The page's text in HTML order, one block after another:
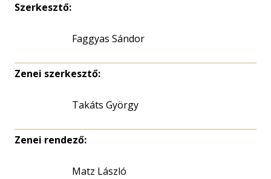
Szerkesztő:
Faggyas Sándor
Zenei szerkesztő:
Takáts György
Zenei rendező:
Matz László